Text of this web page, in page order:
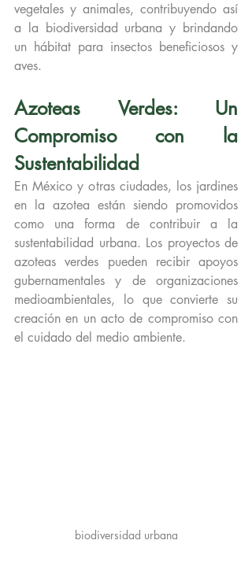
vegetales y animales, contribuyendo así
a la biodiversidad urbana y brindando
un hábitat para insectos beneficiosos y
aves.
Azoteas Verdes: Un
Compromiso con la
Sustentabilidad
En México y otras ciudades, los jardines
en la azotea están siendo promovidos
como una forma de contribuir a la
sustentabilidad urbana. Los proyectos de
azoteas verdes pueden recibir apoyos
gubernamentales y de organizaciones
medioambientales, lo que convierte su
creación en un acto de compromiso con
el cuidado del medio ambiente.
biodiversidad urbana